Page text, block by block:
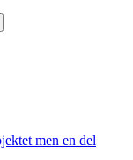
men en del